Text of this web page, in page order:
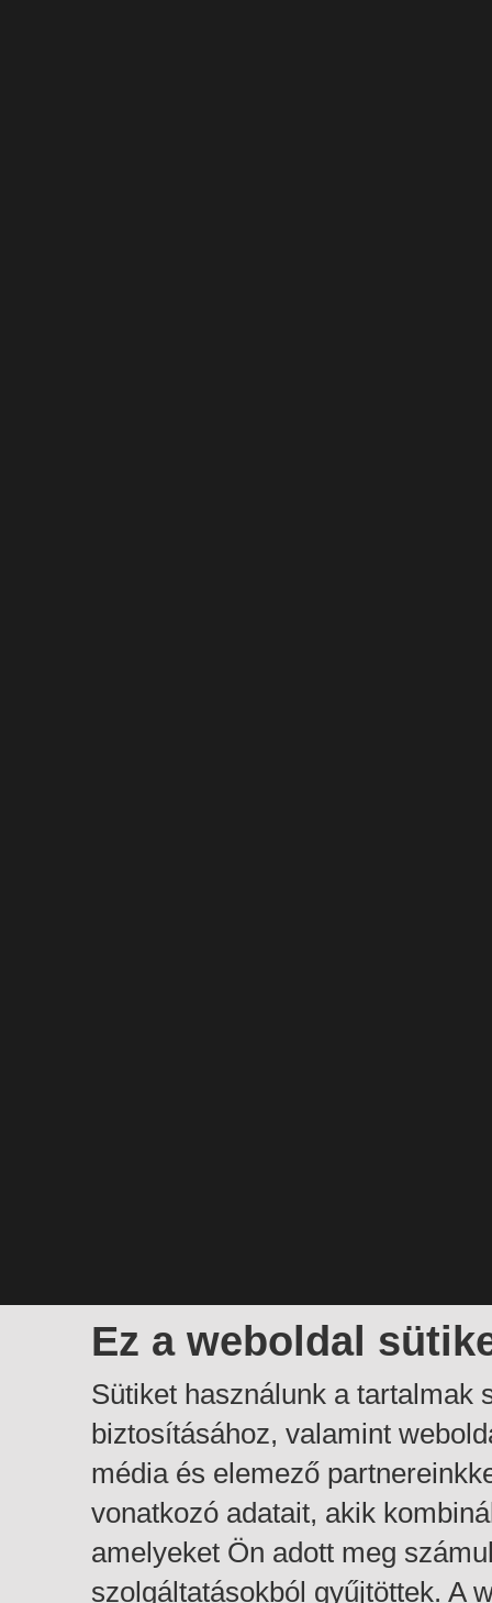
Ez a weboldal
Sütiket használunk a tartalmak
biztosításához, valamint
média és elemező
vonatkozó adatait, akik
amelyeket Ön adott meg
szolgáltatásokból gyűjtöttek. A